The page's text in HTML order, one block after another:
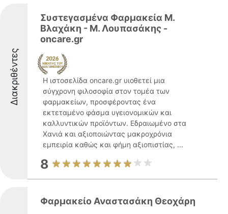
Διακριθέντες
Συστεγασμένα Φαρμακεία Μ.
Βλαχάκη - Μ. Λουπασάκης -
oncare.gr
Η ιστοσελίδα oncare.gr υιοθετεί μια
σύγχρονη φιλοσοφία στον τομέα των
φαρμακείων, προσφέροντας ένα
εκτεταμένο φάσμα υγειονομικών και
καλλυντικών προϊόντων. Εδραιωμένο στα
Χανιά και αξιοποιώντας μακροχρόνια
εμπειρία καθώς και φήμη αξιοπιστίας, ...
8
Φαρμακείο Αναστασάκη Θεοχάρη